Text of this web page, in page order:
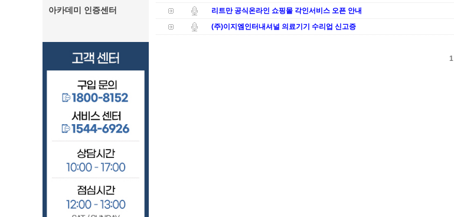
아카데미 인증센터
리트만 공식온라인 쇼핑몰 각인서비스 오픈 안내
(주)이지엠인터내셔널 의료기기 수리업 신고증
1